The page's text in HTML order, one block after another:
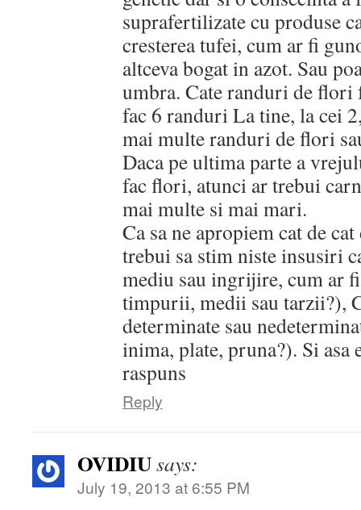
suprafertilizate cu produse
cresterea tufei, cum ar fi
altceva bogat in azot. Sau
umbra. Cate randuri de flori
fac 6 randuri La tine, la cei
mai multe randuri de flori
Daca pe ultima parte a
fac flori, atunci ar trebui
mai multe si mai mari.
Ca sa ne apropiem cat de
trebui sa stim niste insusiri
mediu sau ingrijire, cum ar
timpurii, medii sau tarzii?),
determinate sau
inima, plate, pruna?). Si asa
raspuns
Reply
OVIDIUsays:
July 19, 2013 at 6:55 PM